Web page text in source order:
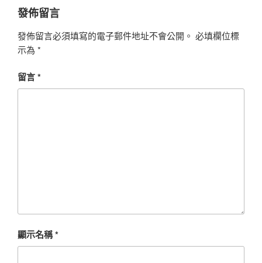
發佈留言
發佈留言必須填寫的電子郵件地址不會公開。 必填欄位標
示為 *
留言*
顯示名稱*